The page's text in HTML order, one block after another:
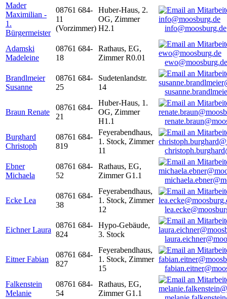
Mader
Maximilian -
1.
Bürgermeister
08761 684-
11
(Vorzimmer)
Huber-Haus, 2.
OG, Zimmer
H2.1
info@moosburg.de
Adamski
Madeleine
08761 684-
18
Rathaus, EG,
Zimmer R0.01
ewo@moosburg.de
Brandlmeier
Susanne
08761 684-
25
Sudetenlandstr.
14
Braun Renate
08761 684-
21
Huber-Haus, 1.
OG, Zimmer
H1.1
Burghard
Christoph
08761 684-
819
Feyerabendhaus,
1. Stock, Zimmer
11
Ebner
Michaela
08761 684-
52
Rathaus, EG,
Zimmer G1.1
Ecke Lea
08761 684-
38
Feyerabendhaus,
1. Stock, Zimmer
12
Eichner Laura
08761 684-
824
Hypo-Gebäude,
3. Stock
Eitner Fabian
08761 684-
827
Feyerabendhaus,
1. Stock, Zimmer
15
Falkenstein
Melanie
08761 684-
54
Rathaus, EG,
Zimmer G1.1